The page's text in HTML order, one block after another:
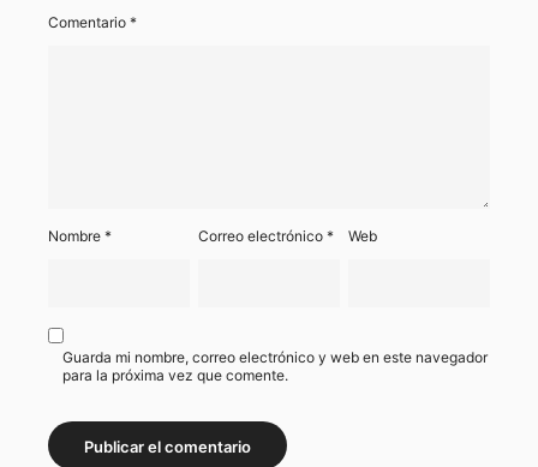
Comentario *
Nombre * Correo electrónico* Web
Guarda mi nombre, correo electrónico y web en este navegador
para la próxima vez que comente.